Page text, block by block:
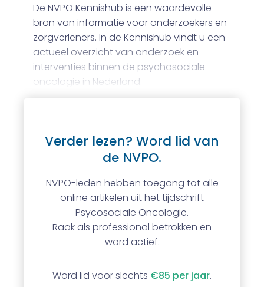
De NVPO Kennishub is een waardevolle
bron van informatie voor onderzoekers en
zorgverleners. In de Kennishub vindt u een
actueel overzicht van onderzoek en
interventies binnen de psychosociale
oncologie in Nederland.
Verder lezen? Word lid van
de NVPO.
NVPO-leden hebben toegang tot alle
online artikelen uit het tijdschrift
Psycosociale Oncologie.
Raak als professional betrokken en
word actief.
Word lid voor slechts €85 per jaar.